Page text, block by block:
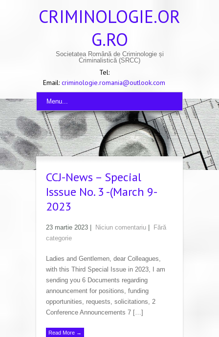
CRIMINOLOGIE.OR
G.RO
Societatea Română de Criminologie și
Criminalistică (SRCC)
Tel:
Email: criminologie.romania@outlook.com
Menu...
CCJ-News – Special
Isssue No. 3 -(March 9-
2023
23 martie 2023 Niciun comentariu
Fără
categorie
Ladies and Gentlemen, dear Colleagues,
with this Third Special Issue in 2023, I am
sending you 6 Documents regarding
announcement for positions, funding
opportunities, requests, solicitations, 2
Conference Announcements 7 […]
Read More →